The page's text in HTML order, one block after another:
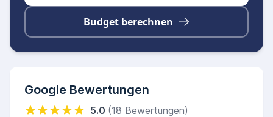
Budget berechnen
Google Bewertungen
5.0 (18 Bewertungen)